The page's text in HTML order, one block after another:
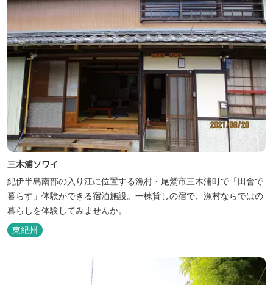
三木浦ソワイ
紀伊半島南部の入り江に位置する漁村・尾鷲市三木浦町で「田舎で
暮らす」体験ができる宿泊施設。一棟貸しの宿で、漁村ならではの
暮らしを体験してみませんか。
東紀州